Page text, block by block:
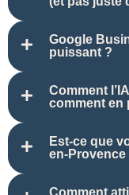
Google
puissant ?
Comment
comment en
Est-ce que
en-Provence
Comment